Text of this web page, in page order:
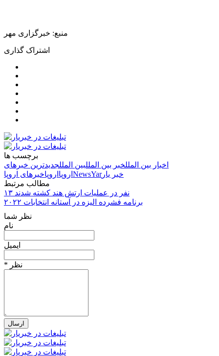
منبع: خبرگزاری مهر
اشتراک گذاری
برچسب ها
اخبار بین المللخبر بین المللبین المللجدیدترین خبرهای
اروپا اروپاخبرهای اروپا NewsYarخبر یار
مطالب مرتبط
۱۳ نفر در عملیات ارتش هند کشته شدند
برنامه فشرده الیزه در آستانه انتخابات ۲۰۲۲
نظر شما
نام
ایمیل
* نظر